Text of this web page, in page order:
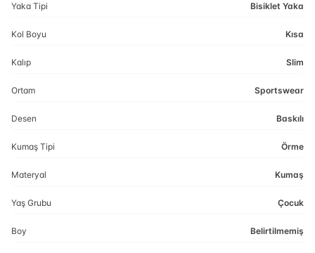
Yaka Tipi Bisiklet Yaka
Kol Boyu Kısa
Kalıp Slim
Ortam Sportswear
Desen Baskılı
Kumaş Tipi Örme
Materyal Kumaş
Yaş Grubu Çocuk
Boy Belirtilmemiş